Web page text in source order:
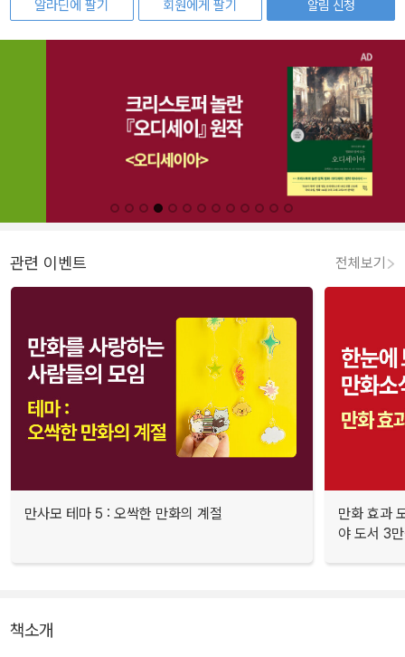
알라딘에 팔기
회원에게 팔기
알림 신청
관련 이벤트 전체보기
만사모 테마 5 : 오싹한 만화의 계절
만화 효과
야 도서 3
책소개